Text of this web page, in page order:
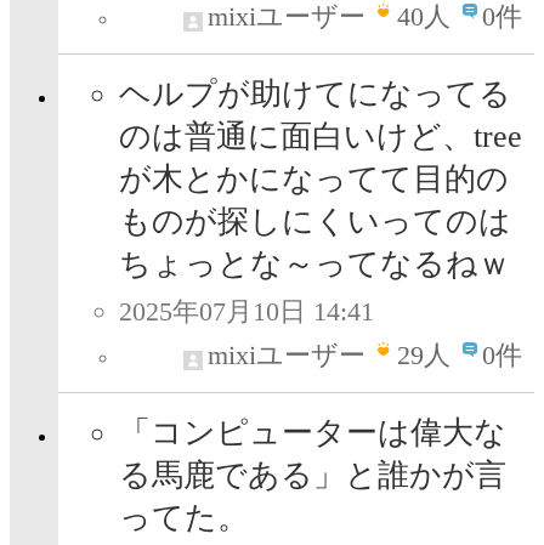
mixiユーザー
40人 0件
ヘルプが助けてになってる
のは普通に面白いけど、tree
が木とかになってて目的の
ものが探しにくいってのは
ちょっとな～ってなるねｗ
2025年07月10日 14:41
mixiユーザー
29人 0件
「コンピューターは偉大な
る馬鹿である」と誰かが言
ってた。